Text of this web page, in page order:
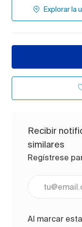
Explorar la
Recibir
similares
Regístrese
Ingrese la
Al marcar